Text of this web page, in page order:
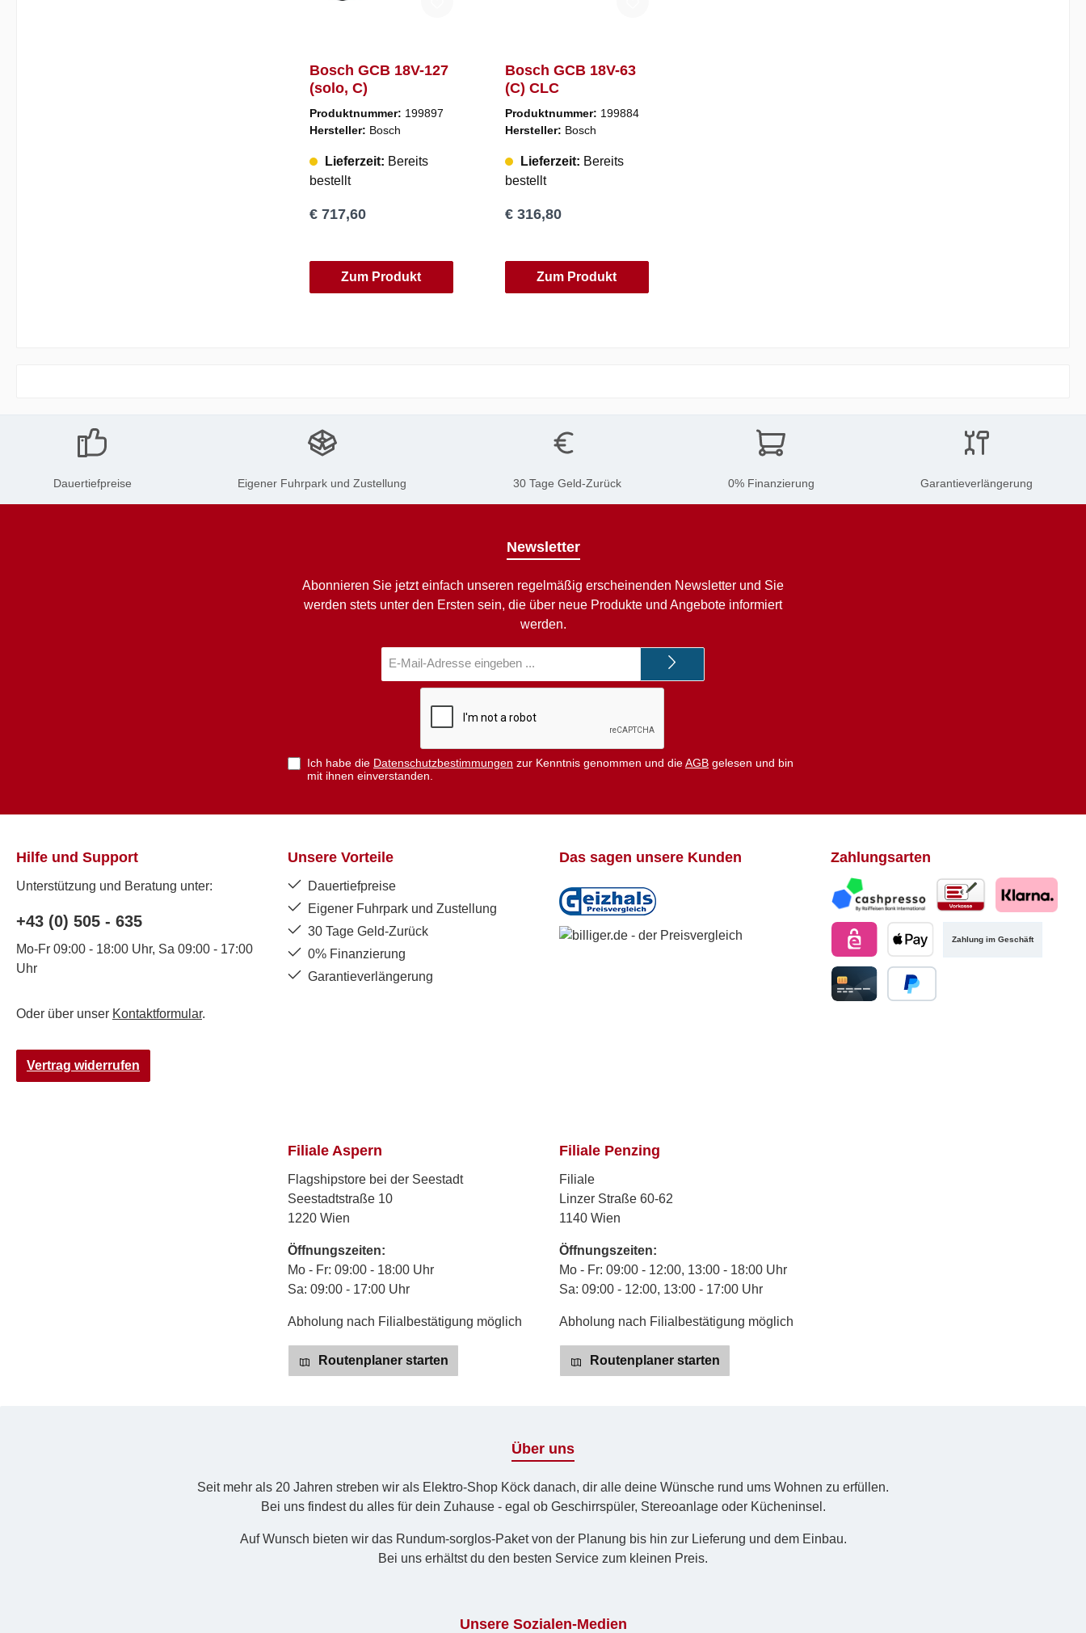
Bosch GCB 18V-127
(solo, C)
Produktnummer: 199897
Hersteller: Bosch
Lieferzeit: Bereits
bestellt
€ 717,60
Zum Produkt
Bosch GCB 18V-63
(C) CLC
Produktnummer: 199884
Hersteller: Bosch
Lieferzeit: Bereits
bestellt
€ 316,80
Zum Produkt
Dauertiefpreise Eigener Fuhrpark und Zustellung 30 Tage Geld-Zurück 0% Finanzierung Garantieverlängerung
Newsletter
Abonnieren Sie jetzt einfach unseren regelmäßig erscheinenden Newsletter und Sie
werden stets unter den Ersten sein, die über neue Produkte und Angebote informiert
werden.
Mail-
Adresse*
Ich habe die Datenschutzbestimmungen zur Kenntnis genommen und dieAGB gelesen und bin
mit ihnen einverstanden.
Hilfe und Support
Unterstützung und Beratung unter:
+43 (0) 505 - 635
Mo-Fr 09:00 - 18:00 Uhr, Sa 09:00 - 17:00
Uhr
Oder über unser Kontaktformular.
Vertrag widerrufen
Unsere Vorteile
Dauertiefpreise
Eigener Fuhrpark und Zustellung
30 Tage Geld-Zurück
0% Finanzierung
Garantieverlängerung
Das sagen unsere Kunden Zahlungsarten
Zahlung im Geschäft
Filiale Aspern
Flagshipstore bei der Seestadt
Seestadtstraße 10
1220 Wien
Öffnungszeiten:
Mo - Fr: 09:00 - 18:00 Uhr
Sa: 09:00 - 17:00 Uhr
Abholung nach Filialbestätigung möglich
Routenplaner starten
Filiale Penzing
Filiale
Linzer Straße 60-62
1140 Wien
Öffnungszeiten:
Mo - Fr: 09:00 - 12:00, 13:00 - 18:00 Uhr
Sa: 09:00 - 12:00, 13:00 - 17:00 Uhr
Abholung nach Filialbestätigung möglich
Routenplaner starten
Über uns
Seit mehr als 20 Jahren streben wir als Elektro-Shop Köck danach, dir alle deine Wünsche rund ums Wohnen zu erfüllen.
Bei uns findest du alles für dein Zuhause - egal ob Geschirrspüler, Stereoanlage oder Kücheninsel.
Auf Wunsch bieten wir das Rund­um-sorg­los-Pa­ket von der Planung bis hin zur Lieferung und dem Einbau.
Bei uns erhältst du den besten Service zum kleinen Preis.
Unsere Sozialen-Medien